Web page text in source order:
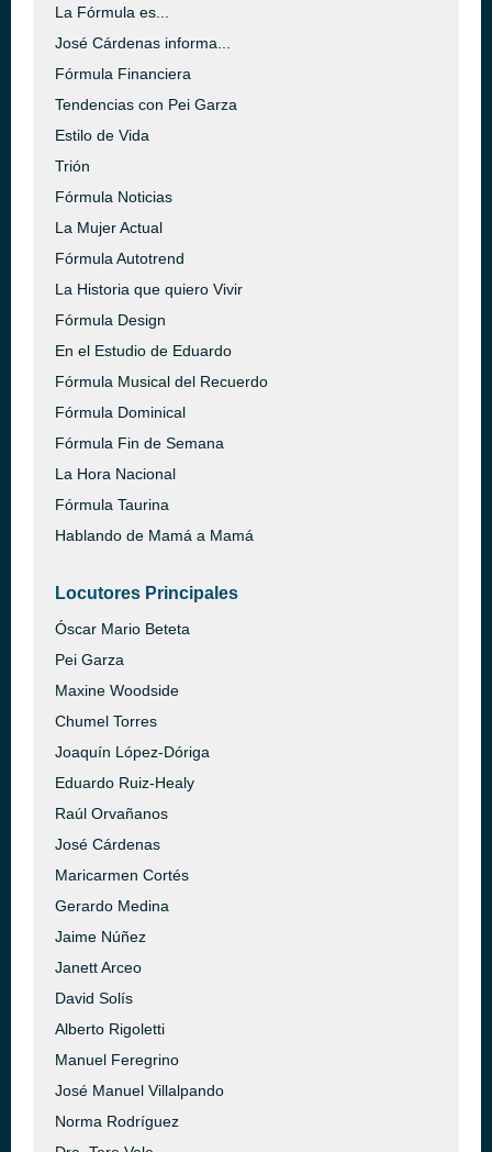
La Fórmula es...
José Cárdenas informa...
Fórmula Financiera
Tendencias con Pei Garza
Estilo de Vida
Trión
Fórmula Noticias
La Mujer Actual
Fórmula Autotrend
La Historia que quiero Vivir
Fórmula Design
En el Estudio de Eduardo
Fórmula Musical del Recuerdo
Fórmula Dominical
Fórmula Fin de Semana
La Hora Nacional
Fórmula Taurina
Hablando de Mamá a Mamá
Locutores Principales
Óscar Mario Beteta
Pei Garza
Maxine Woodside
Chumel Torres
Joaquín López-Dóriga
Eduardo Ruiz-Healy
Raúl Orvañanos
José Cárdenas
Maricarmen Cortés
Gerardo Medina
Jaime Núñez
Janett Arceo
David Solís
Alberto Rigoletti
Manuel Feregrino
José Manuel Villalpando
Norma Rodríguez